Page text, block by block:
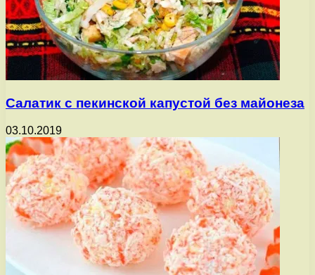
Салатик с пекинской капустой без майонеза
03.10.2019